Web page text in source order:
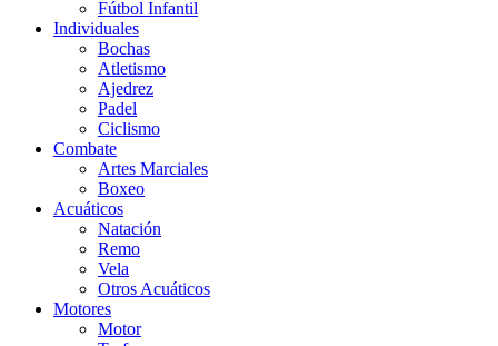
Fútbol Infantil
Individuales
Bochas
Atletismo
Ajedrez
Padel
Ciclismo
Combate
Artes Marciales
Boxeo
Acuáticos
Natación
Remo
Vela
Otros Acuáticos
Motores
Motor